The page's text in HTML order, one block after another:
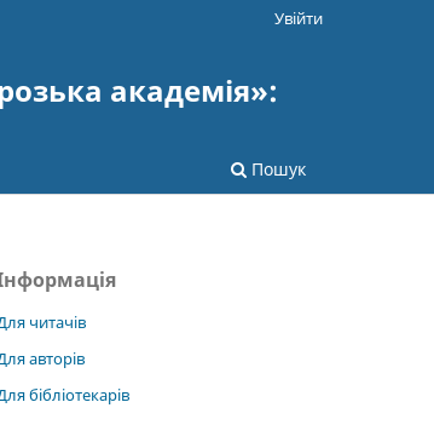
академія»:
Пошук
Увійти
читачів
авторів
бібліотекарів